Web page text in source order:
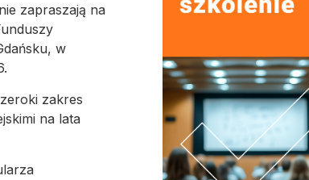
zapraszają na
w
zakres
na lata